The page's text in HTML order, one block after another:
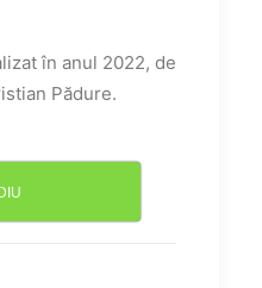
în anul 2022, de
Pădure.